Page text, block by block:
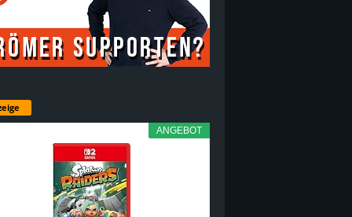
ANGEBOT